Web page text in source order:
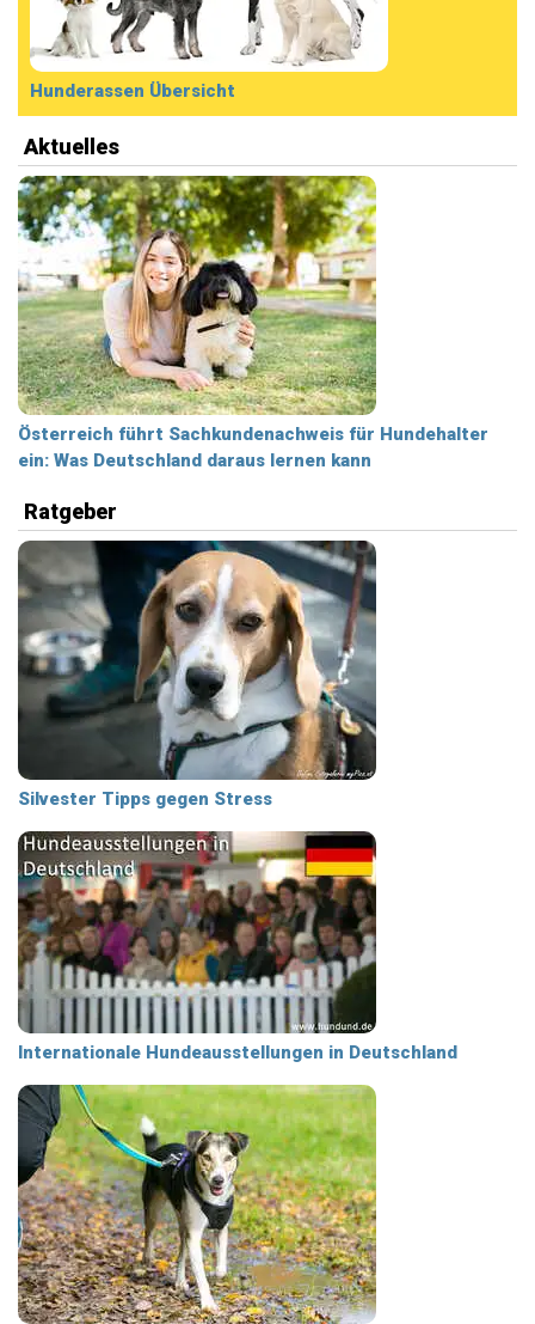
Hunderassen Übersicht
Aktuelles
Österreich führt Sachkundenachweis für Hundehalter
ein: Was Deutschland daraus lernen kann
Ratgeber
Silvester Tipps gegen Stress
Internationale Hundeausstellungen in Deutschland